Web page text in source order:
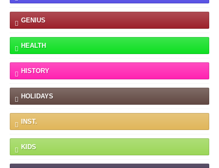
GENIUS
HEALTH
HISTORY
HOLIDAYS
INST.
KIDS